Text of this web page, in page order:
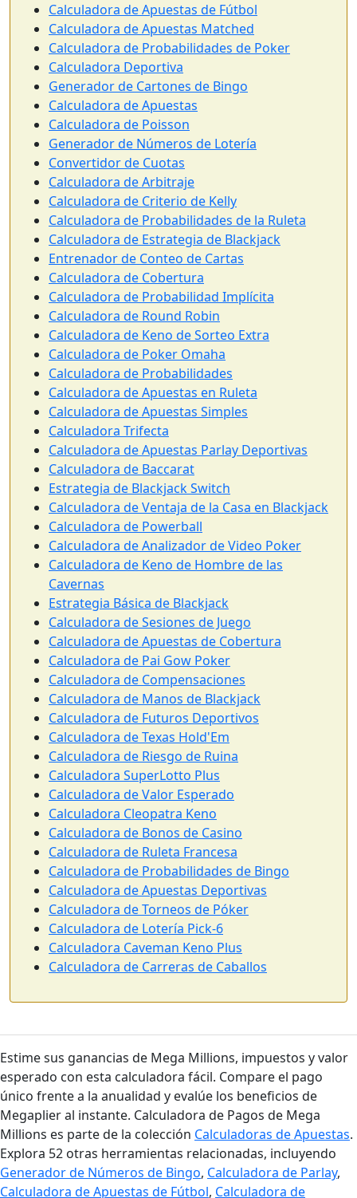
Calculadora de Apuestas de Fútbol
Calculadora de Apuestas Matched
Calculadora de Probabilidades de Poker
Calculadora Deportiva
Generador de Cartones de Bingo
Calculadora de Apuestas
Calculadora de Poisson
Generador de Números de Lotería
Convertidor de Cuotas
Calculadora de Arbitraje
Calculadora de Criterio de Kelly
Calculadora de Probabilidades de la Ruleta
Calculadora de Estrategia de Blackjack
Entrenador de Conteo de Cartas
Calculadora de Cobertura
Calculadora de Probabilidad Implícita
Calculadora de Round Robin
Calculadora de Keno de Sorteo Extra
Calculadora de Poker Omaha
Calculadora de Probabilidades
Calculadora de Apuestas en Ruleta
Calculadora de Apuestas Simples
Calculadora Trifecta
Calculadora de Apuestas Parlay Deportivas
Calculadora de Baccarat
Estrategia de Blackjack Switch
Calculadora de Ventaja de la Casa en Blackjack
Calculadora de Powerball
Calculadora de Analizador de Video Poker
Calculadora de Keno de Hombre de las
Cavernas
Estrategia Básica de Blackjack
Calculadora de Sesiones de Juego
Calculadora de Apuestas de Cobertura
Calculadora de Pai Gow Poker
Calculadora de Compensaciones
Calculadora de Manos de Blackjack
Calculadora de Futuros Deportivos
Calculadora de Texas Hold'Em
Calculadora de Riesgo de Ruina
Calculadora SuperLotto Plus
Calculadora de Valor Esperado
Calculadora Cleopatra Keno
Calculadora de Bonos de Casino
Calculadora de Ruleta Francesa
Calculadora de Probabilidades de Bingo
Calculadora de Apuestas Deportivas
Calculadora de Torneos de Póker
Calculadora de Lotería Pick-6
Calculadora Caveman Keno Plus
Calculadora de Carreras de Caballos
Estime sus ganancias de Mega Millions, impuestos y valor
esperado con esta calculadora fácil. Compare el pago
único frente a la anualidad y evalúe los beneficios de
Megaplier al instante. Calculadora de Pagos de Mega
Millions es parte de la colección Calculadoras de Apuestas.
Explora 52 otras herramientas relacionadas, incluyendo
Generador de Números de Bingo, Calculadora de Parlay,
Calculadora de Apuestas de Fútbol, Calculadora de